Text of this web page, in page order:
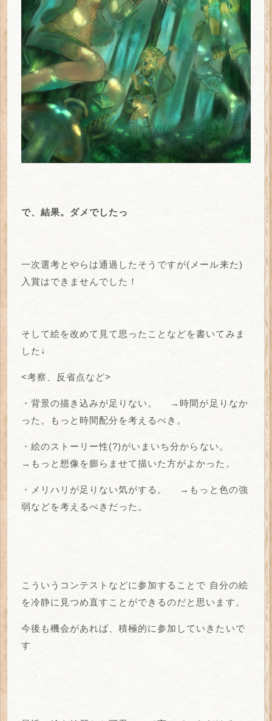
で、結果。ダメでしたっ
一次選考とやらは通過したそうですが(メール来た)
入賞はできませんでした！
そして絵を改めて見て思ったことなどを書いてみま
した↓
<考察、反省点など>
・背景の描き込みが足りない。
→時間が足りなか
った。もっと時間配分を考えるべき。
・絵のストーリー性(?)がいまいち分からない。
→もっと想像を膨らませて描いた方がよかった。
・メリハリが足りない気がする。
→もっと色の強
弱などを考えるべきだった。
こういうコンテストなどに参加することで 自分の絵
を冷静に見つめ直すことができるのだと思います。
今後も機会があれば、積極的に参加していきたいで
す